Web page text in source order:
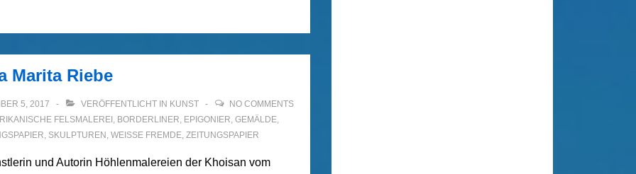
Marita Riebe
5, 2017 VERÖFFENTLICHT IN KUNST
NO COMMENTS
FELSMALEREI BORDERLINER EPIGONIER GEMÄLDE
SKULPTUREN WEISSE FREMDE ZEITUNGSPAPIER
und Autorin Höhlenmalereien der Khoisan vom